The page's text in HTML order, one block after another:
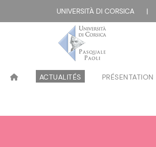
UNIVERSITÀ DI CORSICA |
ACTUALITÉS PRÉSENTATION